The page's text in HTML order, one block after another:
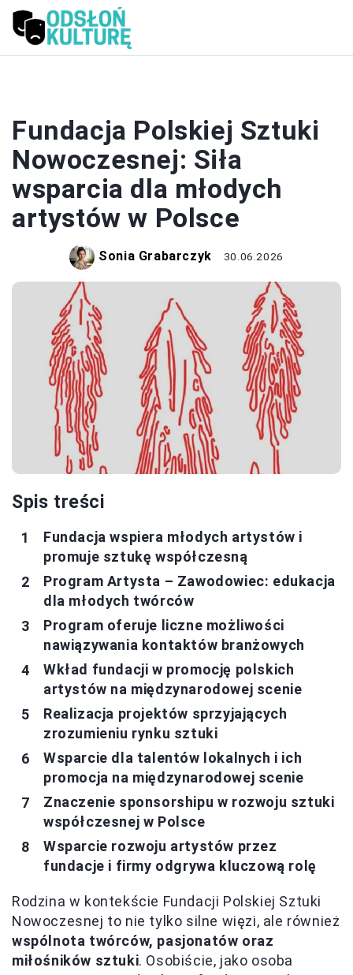
Fundacja Polskiej Sztuki
Nowoczesnej: Siła
wsparcia dla młodych
artystów w Polsce
Sonia Grabarczyk 30.06.2026
Spis treści
Fundacja wspiera młodych artystów i
promuje sztukę współczesną
Program Artysta – Zawodowiec: edukacja
dla młodych twórców
Program oferuje liczne możliwości
nawiązywania kontaktów branżowych
Wkład fundacji w promocję polskich
artystów na międzynarodowej scenie
Realizacja projektów sprzyjających
zrozumieniu rynku sztuki
Wsparcie dla talentów lokalnych i ich
promocja na międzynarodowej scenie
Znaczenie sponsorshipu w rozwoju sztuki
współczesnej w Polsce
Wsparcie rozwoju artystów przez
fundacje i firmy odgrywa kluczową rolę
Rodzina w kontekście Fundacji Polskiej Sztuki
Nowoczesnej to nie tylko silne więzi, ale również
wspólnota twórców, pasjonatów oraz
miłośników sztuki. Osobiście, jako osoba